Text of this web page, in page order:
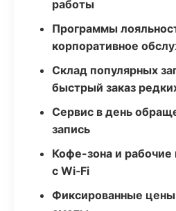
работы
Программы
корпоративное
Склад популярных
быстрый заказ
Сервис в день
запись
Кофе-зона и
с Wi‑Fi
Фиксированные